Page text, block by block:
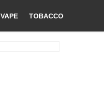
VAPE TOBACCO